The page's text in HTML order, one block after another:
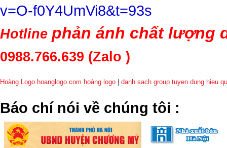
v=O-f0Y4UmVi8&t=93s
Hotline phản ánh chất lượng
0988.766.639 (Zalo )
Hoàng Logo hoanglogo.com hoàng logo danh sach group tuyen dung hieu
​Báo chí nói về chúng tôi :